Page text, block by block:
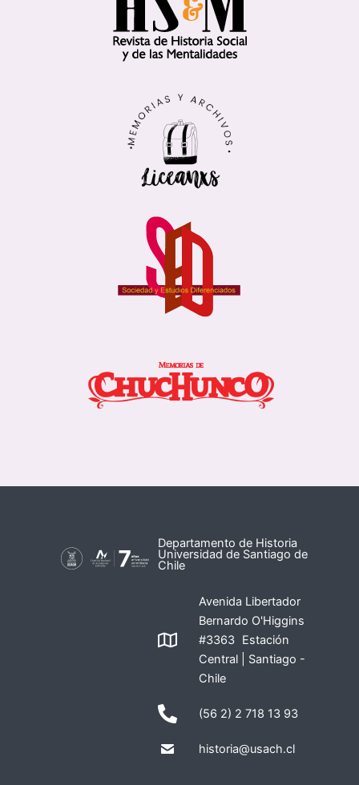
Departamento de Historia
Universidad de Santiago de
Chile
Avenida Libertador
Bernardo O'Higgins
#3363 Estación
Central | Santiago -
Chile
(56 2) 2 718 13 93
historia@usach.cl